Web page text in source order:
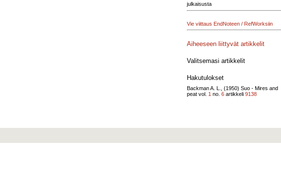
julkaisusta
Vie viittaus EndNoteen / RefWorksiin
Aiheeseen liittyvät artikkelit
Valitsemasi artikkelit
Hakutulokset
Backman A. L., (1950) Suo - Mires and
peat vol. 1 no. 6 artikkeli 9138